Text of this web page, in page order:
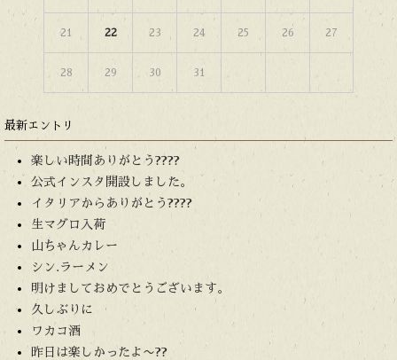
21 22 23 24 25 26 27
28 29 30 31
最新エントリ
楽しい時間ありがとう????
公式インスタ開設しました。
イタリアからありがとう????
生マグロ入荷
山ちゃんカレー
シン.ラーメン
明けましておめでとうございます。
久しぶりに
ワカコ酒
昨日は楽しかったよ〜??